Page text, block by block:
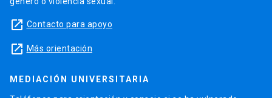
launch Contacto para apoyo
launch Más orientación
MEDIACIÓN UNIVERSITARIA